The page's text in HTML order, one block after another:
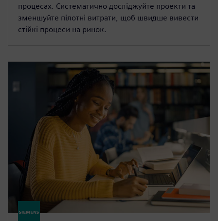
процесах. Систематично досліджуйте проекти та
зменшуйте пілотні витрати, щоб швидше вивести
стійкі процеси на ринок.